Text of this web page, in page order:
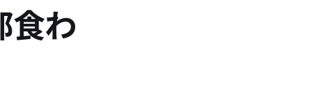
食わ